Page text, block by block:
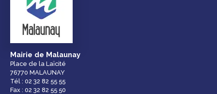
Mairie de Malaunay
Place de la Laïcité
76770 MALAUNAY
Tél : 02 32 82 55 55
Fax : 02 32 82 55 50